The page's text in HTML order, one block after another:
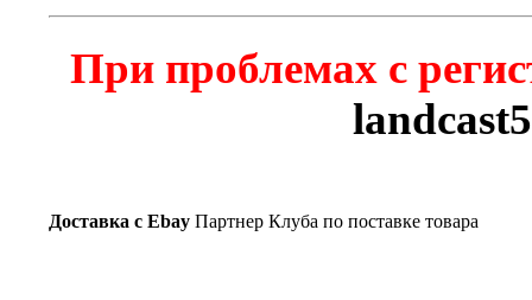
При проблемах с
Доставка c Ebay Партнер Клуба по поставке товара